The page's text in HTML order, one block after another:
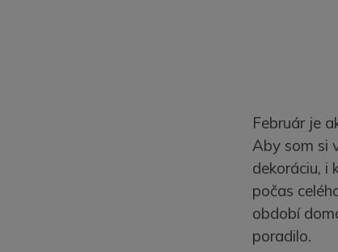
Február je
Aby som si
dekoráciu, i
počas
období
poradilo.